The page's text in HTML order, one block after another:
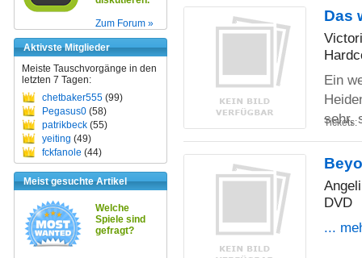
Zum Forum »
Aktivste Mitglieder
Meiste Tauschvorgänge in den
letzten 7 Tagen:
chetbaker555 (99)
Pegasus0 (58)
patrikbeck (55)
yeiting (49)
fckfanole (44)
Meist gesuchte Artikel
Welche
Spiele sind
gefragt?
Das
Ein
sehr,
Tickets:
DVD
...